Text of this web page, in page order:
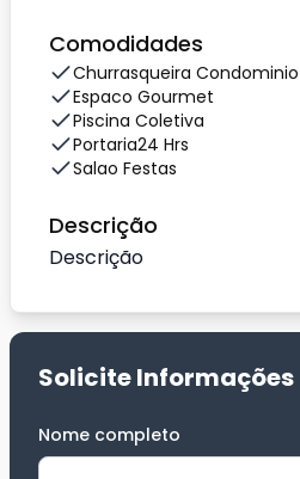
Comodidades
Churrasqueira Condominio
Espaco Gourmet
Piscina Coletiva
Portaria24 Hrs
Salao Festas
Descrição
Descrição
Solicite Informações
Nome completo